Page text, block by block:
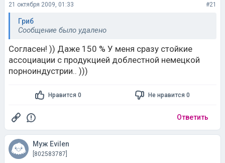
21 октября 2009, 01:33 #21
Гриб
Сообщение было удалено
Согласен! )) Даже 150 % У меня сразу стойкие
ассоциации с продукцией доблестной немецкой
порноиндустрии.. )))
Нравится 0 Не нравится 0
Ответить
Муж Evilen
[802583787]